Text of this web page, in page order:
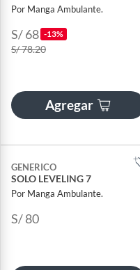
Por Manga Ambulante.
S/ 68 -13%
S/ 78.20
Agregar
GENERICO
SOLO LEVELING 7
Por Manga Ambulante.
S/ 80